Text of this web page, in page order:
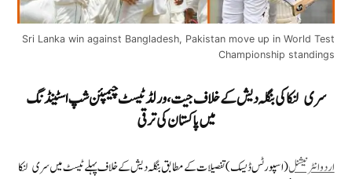
Sri Lanka win against Bangladesh, Pakistan move up in World Test
Championship standings
سری لنکا کی بنگلہ دیش کے خلاف جیت، ورلڈ ٹیسٹ چیمپئن شپ اسٹینڈنگ
میں پاکستان کی ترقی
اردو انٹرنیشنل(اسپورٹس ڈیسک) تفصیلات کے مطابق بنگلہ دیش کے خلاف پہلے ٹیسٹ میں سری لنکا